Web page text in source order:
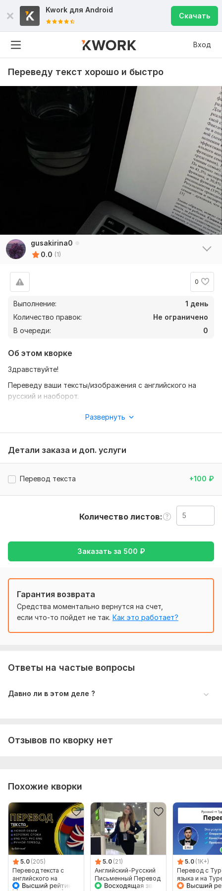
Kwork для Android
Скачать
Вход
Переведу текст хорошо и быстро
gusakirina0
0.0 (1)
0
Выполнение:
1 день
Количество правок:
Не ограничено
В очереди:
0
Об этом кворке
Здравствуйте!
Переведу ваши тексты/изображения с английского на
русский и наоборот.
обратитесь , буду стараться как можно быстрее вам
помочь!
Нужно для заказа:
Для выполнения работы нужен текст или изображение,
которое нужно будет переводить. Так же желательно,
чтоб все было достаточно четким и разборчивым .
Юридическая
с Английского на Русский
с Русского на Английский
Развернуть
Детали заказа и доп. услуги
Перевод текста +100 ₽
Количество листов
Заказать за 500 ₽
Гарантия возврата
Средства моментально вернутся на счет,
если что-то пойдет не так. Как это работает?
Ответы на частые вопросы
Давно ли в этом деле ?
Отзывов по кворку нет
Похожие кворки
5.0 (205)
Перевод текста с
английского на
русский и наоборот
5.0 (21)
Английский-Русский
Письменный Перевод
от
5.0 (1K+)
Перевод с
языка и на
язык от